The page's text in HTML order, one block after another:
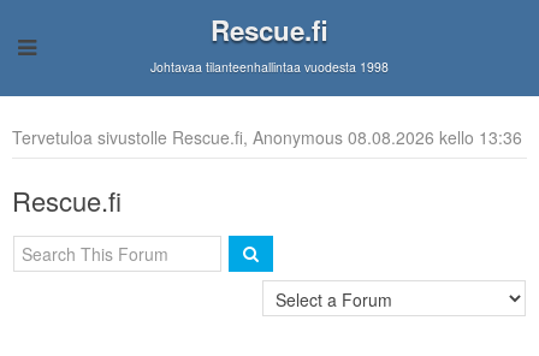
Rescue.fi
Johtavaa tilanteenhallintaa vuodesta 1998
Tervetuloa sivustolle Rescue.fi, Anonymous 08.08.2026 kello 13:36
Rescue.fi